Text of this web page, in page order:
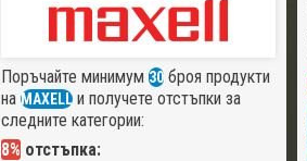
Поръчайте минимум 30 броя продукти
на MAXELL и получете отстъпки за
следните категории:
8% отстъпка: